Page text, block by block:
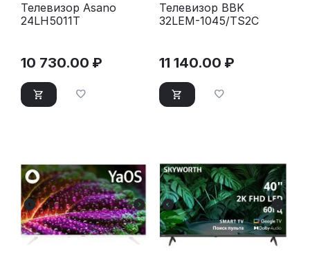
Телевизор Asano
24LH5011T
10 730.00 ₽
Телевизор BBK
32LEM-1045/TS2C
11 140.00 ₽